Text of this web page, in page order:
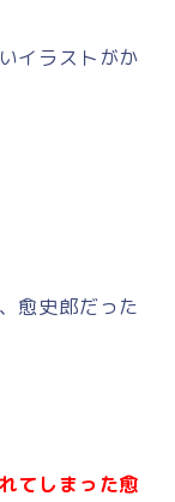
イラストがか
愈史郎だった
てしまった愈